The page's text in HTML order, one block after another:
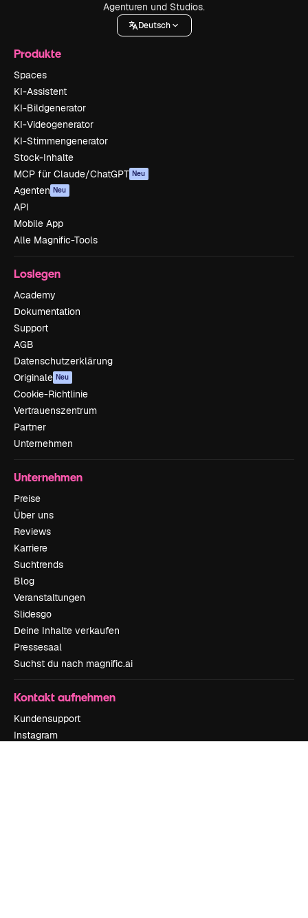
Agenturen und Studios.
Deutsch
Produkte
Spaces
KI-Assistent
KI-Bildgenerator
KI-Videogenerator
KI-Stimmengenerator
Stock-Inhalte
MCP für Claude/ChatGPT Neu
Agenten Neu
API
Mobile App
Alle Magnific-Tools
Loslegen
Academy
Dokumentation
Support
AGB
Datenschutzerklärung
Originale Neu
Cookie-Richtlinie
Vertrauenszentrum
Partner
Unternehmen
Unternehmen
Preise
Über uns
Reviews
Karriere
Suchtrends
Blog
Veranstaltungen
Slidesgo
Deine Inhalte verkaufen
Pressesaal
Suchst du nach magnific.ai
Kontakt aufnehmen
Kundensupport
Instagram